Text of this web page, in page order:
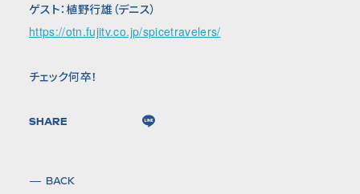
ゲスト：植野行雄（デニス）
https://otn.fujitv.co.jp/spicetravelers/
チェック何卒！
SHARE
BACK